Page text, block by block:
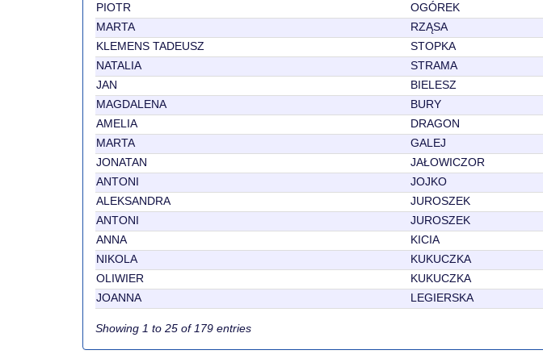
PIOTR
OGÓREK
MARTA
RZĄSA
KLEMENS TADEUSZ
STOPKA
NATALIA
STRAMA
JAN
BIELESZ
MAGDALENA
BURY
AMELIA
DRAGON
MARTA
GALEJ
JONATAN
JAŁOWICZOR
ANTONI
JOJKO
ALEKSANDRA
JUROSZEK
ANTONI
JUROSZEK
ANNA
KICIA
NIKOLA
KUKUCZKA
OLIWIER
KUKUCZKA
JOANNA
LEGIERSKA
Showing 1 to 25 of 179 entries